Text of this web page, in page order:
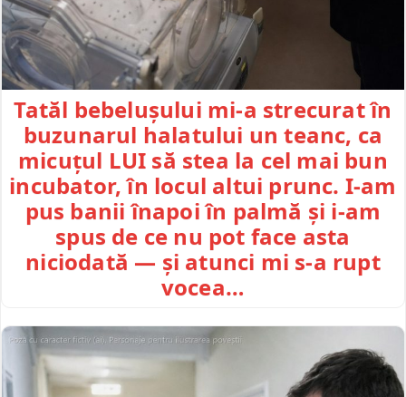
Tatăl bebelușului mi-a strecurat în
buzunarul halatului un teanc, ca
micuțul LUI să stea la cel mai bun
incubator, în locul altui prunc. I-am
pus banii înapoi în palmă și i-am
spus de ce nu pot face asta
niciodată — și atunci mi s-a rupt
vocea…